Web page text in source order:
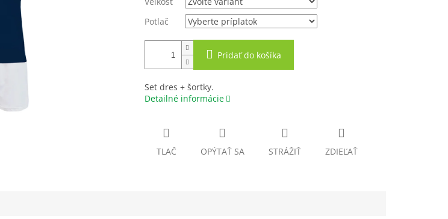
Potlač
Pridať do košíka
Set dres + šortky.
Detailné informácie
TLAČ OPÝTAŤ SA STRÁŽIŤ ZDIEĽAŤ